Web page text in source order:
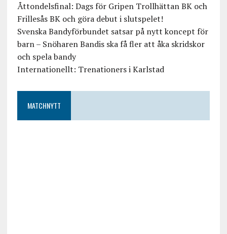
Åttondelsfinal: Dags för Gripen Trollhättan BK och
Frillesås BK och göra debut i slutspelet!
Svenska Bandyförbundet satsar på nytt koncept för
barn – Snöharen Bandis ska få fler att åka skridskor
och spela bandy
Internationellt: Trenationers i Karlstad
MATCHNYTT